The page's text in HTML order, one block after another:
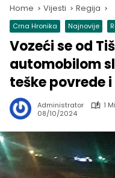
Home Vijesti Regija
Crna Hronika Najnovije
Vozeći se od
automobilom
teške povrede
Administrator
1
08/10/2024